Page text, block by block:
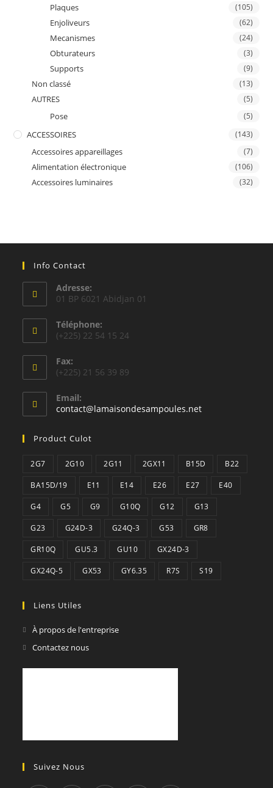
Plaques (105)
Enjoliveurs (62)
Mecanismes (24)
Obturateurs (3)
Supports (9)
Non classé (13)
AUTRES (5)
Pose (5)
ACCESSOIRES (143)
Accessoires appareillages (7)
Alimentation électronique (106)
Accessoires luminaires (32)
Info Contact
Adresse:
01 BP 6021 Abidjan 01
Téléphone:
(+225) 22 54 15 24
Fax:
(+225) 21 56 39 89
Email:
contact@lamaisondesampoules.netS’ouvre
Product Culot
2G7 2G10 2G11 2GX11 B15D B22
BA15D/19 E11 E14 E26 E27 E40
G4 G5 G9 G10Q G12 G13
G23 G24D-3 G24Q-3 G53 GR8
GR10Q GU5.3 GU10 GX24D-3
GX24Q-5 GX53 GY6.35 R7S S19
Liens Utiles
À propos de l'entreprise
Contactez nous
Suivez Nous